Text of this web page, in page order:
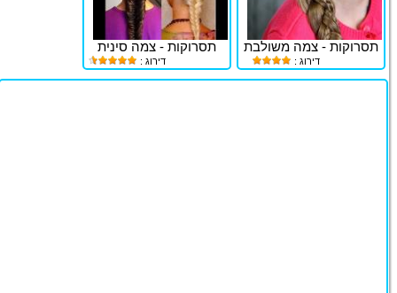
תסרוקות - צמה משולבת
דירוג :
תסרוקות - צמה סינית
דירוג :